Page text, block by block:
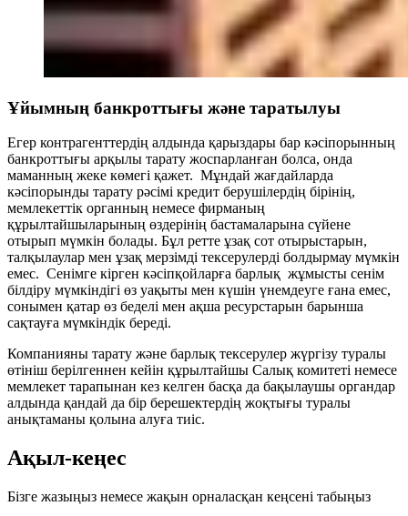
Ұйымның банкроттығы және таратылуы
Егер контрагенттердің алдында қарыздары бар кәсіпорынның
банкроттығы арқылы тарату жоспарланған болса, онда
маманның жеке көмегі қажет. Мұндай жағдайларда
кәсіпорынды тарату рәсімі кредит берушілердің бірінің,
мемлекеттік органның немесе фирманың
құрылтайшыларының өздерінің бастамаларына сүйене
отырып мүмкін болады. Бұл ретте ұзақ сот отырыстарын,
талқылаулар мен ұзақ мерзімді тексерулерді болдырмау мүмкін
емес. Сенімге кірген кәсіпқойларға барлық жұмысты сенім
білдіру мүмкіндігі өз уақыты мен күшін үнемдеуге ғана емес,
сонымен қатар өз беделі мен ақша ресурстарын барынша
сақтауға мүмкіндік береді.
Компанияны тарату және барлық тексерулер жүргізу туралы
өтініш берілгеннен кейін құрылтайшы Салық комитеті немесе
мемлекет тарапынан кез келген басқа да бақылаушы органдар
алдында қандай да бір берешектердің жоқтығы туралы
анықтаманы қолына алуға тиіс.
Ақыл-кеңес
Бізге жазыңыз немесе жақын орналасқан кеңсені табыңыз